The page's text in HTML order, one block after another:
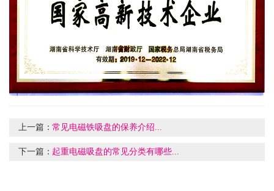
上一篇：常见电磁铁吸盘的保养介绍...
下一篇： 起重电磁吸盘的常见分类有哪些...